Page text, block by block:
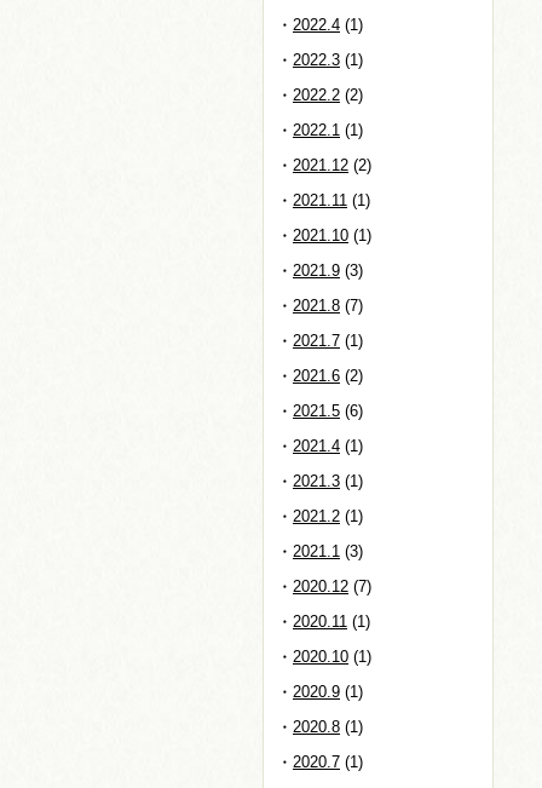
2022.4 (1)
2022.3 (1)
2022.2 (2)
2022.1 (1)
2021.12 (2)
2021.11 (1)
2021.10 (1)
2021.9 (3)
2021.8 (7)
2021.7 (1)
2021.6 (2)
2021.5 (6)
2021.4 (1)
2021.3 (1)
2021.2 (1)
2021.1 (3)
2020.12 (7)
2020.11 (1)
2020.10 (1)
2020.9 (1)
2020.8 (1)
2020.7 (1)